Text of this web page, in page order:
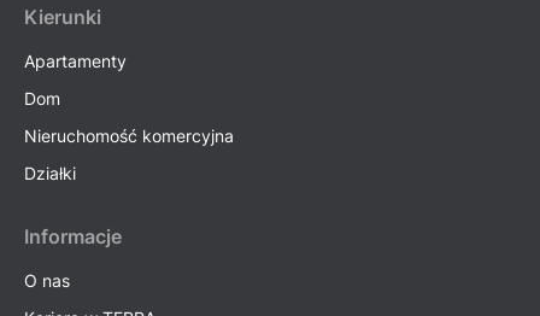
Kierunki
Apartamenty
Dom
Nieruchomość komercyjna
Działki
Informacje
O nas